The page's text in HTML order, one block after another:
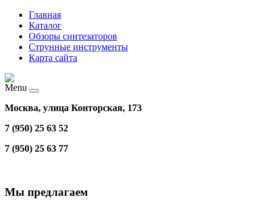
Главная
Каталог
Обзоры синтезаторов
Струнные инструменты
Карта сайта
Menu
Москва, улица Конторская, 173
7 (950) 25 63 52
7 (950) 25 63 77
Мы предлагаем